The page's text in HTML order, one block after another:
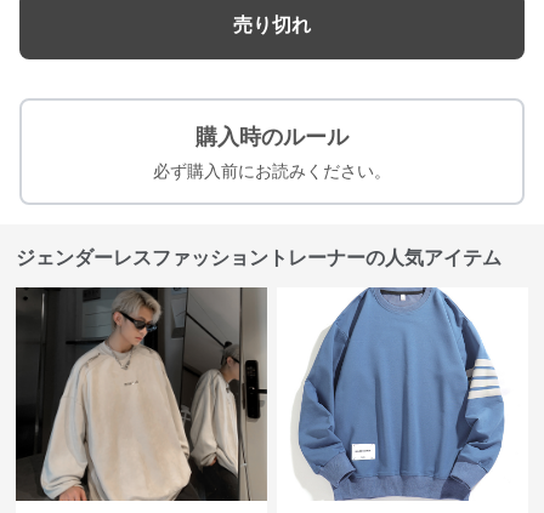
売り切れ
購入時のルール
必ず購入前にお読みください。
ジェンダーレスファッショントレーナーの人気アイテム